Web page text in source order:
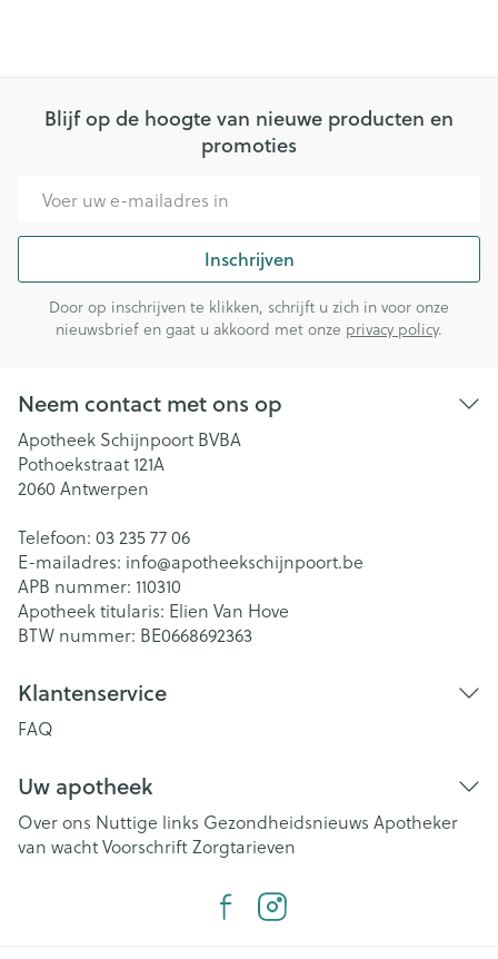
Blijf op de hoogte van nieuwe producten en
promoties
Inschrijven
Door op inschrijven te klikken, schrijft u zich in voor onze
nieuwsbrief en gaat u akkoord met onze privacy policy.
Neem contact met ons op
Apotheek Schijnpoort BVBA
Pothoekstraat 121A
2060 Antwerpen
Telefoon: 03 235 77 06
E-mailadres: info@apotheekschijnpoort.be
APB nummer: 110310
Apotheek titularis: Elien Van Hove
BTW nummer: BE0668692363
Klantenservice
FAQ
Uw apotheek
Over ons Nuttige links Gezondheidsnieuws Apotheker
van wachtVoorschriftZorgtarieven